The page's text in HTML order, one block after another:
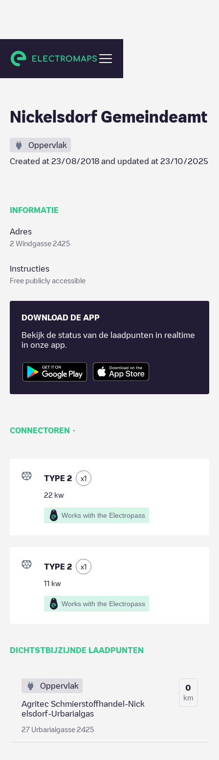
Nickelsdorf
Nickelsdorf Gemeindeamt
Oppervlak
Created at 23/08/2018 and updated at 23/10/2025
INFORMATIE
Adres
2 Windgasse 2425
Instructies
Free publicly accessible
DOWNLOAD DE APP
Bekijk de status van de laadpunten in realtime
in onze app.
CONNECTOREN ·
TYPE 2 x1
22 kw
Works with the Electropass
TYPE 2 x1
11 kw
Works with the Electropass
DICHTSTBIJZIJNDE LAADPUNTEN
Oppervlak
Agritec Schmierstoffhandel-Nick
elsdorf-Urbarialgas
27 Urbarialgasse 2425
0
km